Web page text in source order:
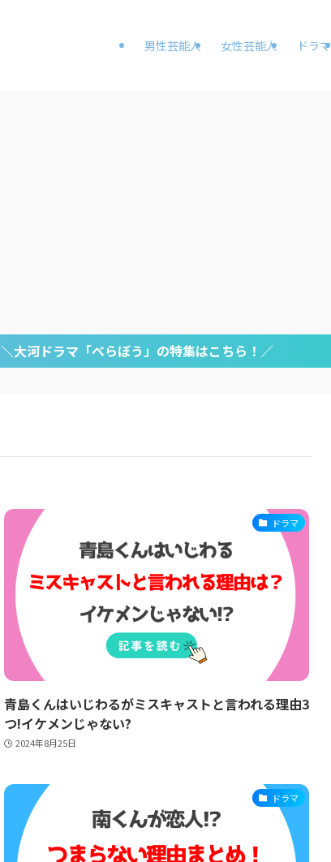
男性芸能人 女性芸能人 ドラマ
＼大河ドラマ「べらぼう」の特集はこちら！／
ドラマ
青島くんはいじわるがミスキャストと言われる理由3
つ!イケメンじゃない?
2024年8月25日
ドラマ